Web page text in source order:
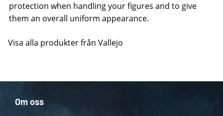
protection when handling your figures and to give
them an overall uniform appearance.
Visa alla produkter från Vallejo
Om oss